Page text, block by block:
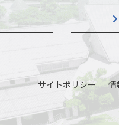
サイトポリシー 情